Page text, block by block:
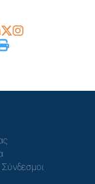
Σύνδεσμοι